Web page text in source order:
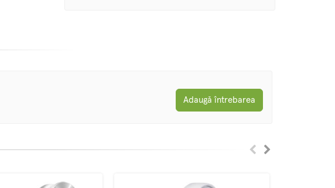
Adaugă întrebarea